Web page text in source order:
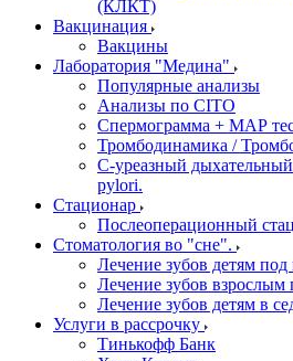
(КЛКТ)
Вакцинация
Вакцины
Лаборатория "Медина"
Популярные анализы
Анализы по CITO
Спермограмма + МАР
Тромбодинамика /
С-уреазный
pylori.
Стационар
Послеоперационный
Стоматология во "сне".
Лечение зубов детям под
Лечение зубов взрослым
Лечение зубов детям в
Услуги в рассрочку
Тинькофф Банк